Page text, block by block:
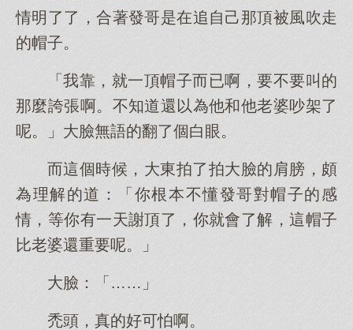
情明了了，合著發哥是在追自己那頂被風吹走
的帽子。
「我靠，就一頂帽子而已啊，要不要叫的
那麼誇張啊。不知道還以為他和他老婆吵架了
呢。」大臉無語的翻了個白眼。
而這個時候，大東拍了拍大臉的肩膀，頗
為理解的道：「你根本不懂發哥對帽子的感
情，等你有一天謝頂了，你就會了解，這帽子
比老婆還重要呢。」
大臉：「……」
禿頭，真的好可怕啊。